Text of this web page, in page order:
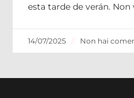
esta tarde de verán. Non
14/07/2025 Non hai